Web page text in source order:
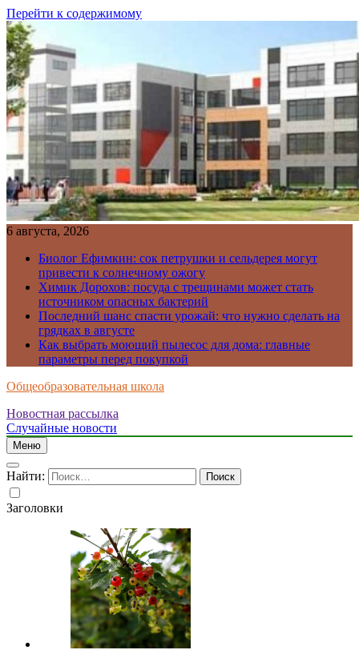
Перейти к содержимому
6 августа, 2026
Биолог Ефимкин: сок петрушки и сельдерея могут
привести к солнечному ожогу
Химик Дорохов: посуда с трещинами может стать
источником опасных бактерий
Последний шанс спасти урожай: что нужно сделать на
грядках в августе
Как выбрать моющий пылесос для дома: главные
параметры перед покупкой
Общеобразовательная школа
Новостная рассылка
Случайные новости
Меню
Найти:
Заголовки